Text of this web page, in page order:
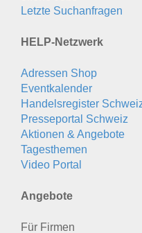
Letzte Suchanfragen
HELP-Netzwerk
Adressen Shop
Eventkalender
Handelsregister
Presseportal Schweiz
Aktionen & Angebote
Tagesthemen
Video Portal
Angebote
Für Firmen